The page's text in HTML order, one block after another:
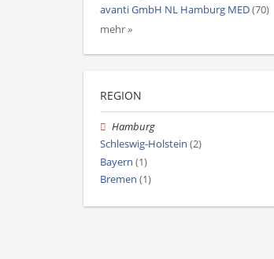
avanti GmbH NL Hamburg MED(70)
mehr »
REGION
Hamburg
Schleswig-Holstein (2)
Bayern (1)
Bremen (1)